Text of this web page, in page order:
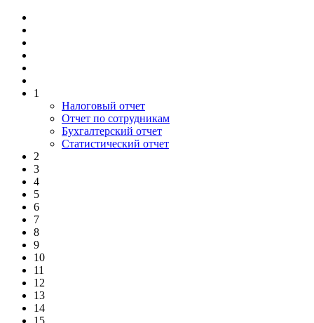
1
Налоговый отчет
Отчет по сотрудникам
Бухгалтерский отчет
Статистический отчет
2
3
4
5
6
7
8
9
10
11
12
13
14
15